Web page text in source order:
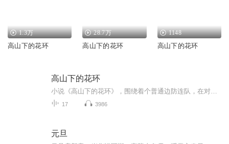
1.3万
高山下的花环
28.7万
高山下的花环
1148
高山下的花环
高山下的花环
17 3986
元旦